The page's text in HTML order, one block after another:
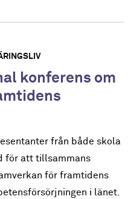
konferens om
från både skola
för att tillsammans
för framtidens
i länet.